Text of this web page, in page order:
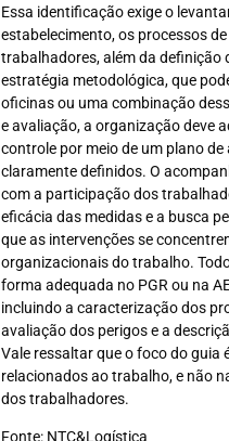
Essa identificação exige o
estabelecimento, os processos
trabalhadores, além da definição
estratégia metodológica, que
oficinas ou uma combinação
e avaliação, a organização deve
controle por meio de um plano
claramente definidos. O
com a participação dos
eficácia das medidas e a busca
que as intervenções se
organizacionais do trabalho.
forma adequada no PGR ou na
incluindo a caracterização dos
avaliação dos perigos e a
Vale ressaltar que o foco do guia
relacionados ao trabalho, e não
dos trabalhadores.
Fonte: NTC&Logística